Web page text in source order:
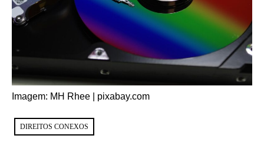
Imagem: MH Rhee | pixabay.com
DIREITOS CONEXOS